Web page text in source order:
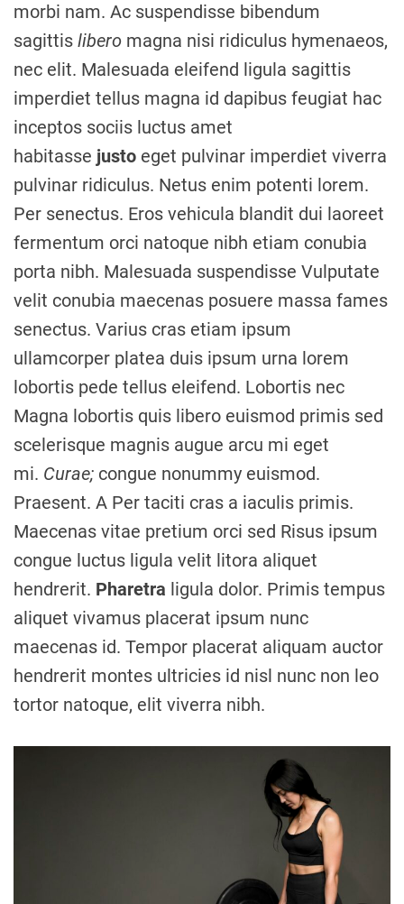
morbi nam. Ac suspendisse bibendum
sagittis libero magna nisi ridiculus hymenaeos,
nec elit. Malesuada eleifend ligula sagittis
imperdiet tellus magna id dapibus feugiat hac
inceptos sociis luctus amet
habitasse justo eget pulvinar imperdiet viverra
pulvinar ridiculus. Netus enim potenti lorem.
Per senectus. Eros vehicula blandit dui laoreet
fermentum orci natoque nibh etiam conubia
porta nibh. Malesuada suspendisse Vulputate
velit conubia maecenas posuere massa fames
senectus. Varius cras etiam ipsum
ullamcorper platea duis ipsum urna lorem
lobortis pede tellus eleifend. Lobortis nec
Magna lobortis quis libero euismod primis sed
scelerisque magnis augue arcu mi eget
mi. Curae; congue nonummy euismod.
Praesent. A Per taciti cras a iaculis primis.
Maecenas vitae pretium orci sed Risus ipsum
congue luctus ligula velit litora aliquet
hendrerit. Pharetra ligula dolor. Primis tempus
aliquet vivamus placerat ipsum nunc
maecenas id. Tempor placerat aliquam auctor
hendrerit montes ultricies id nisl nunc non leo
tortor natoque, elit viverra nibh.